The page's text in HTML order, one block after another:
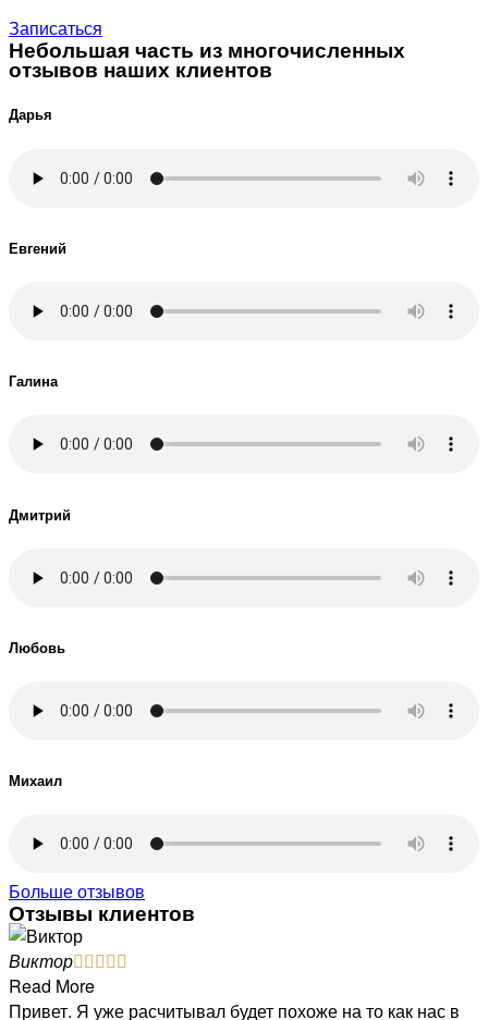
Записаться
Небольшая часть из многочисленных
отзывов наших клиентов
Дарья
Евгений
Галина
Дмитрий
Любовь
Михаил
Больше отзывов
Отзывы клиентов
Виктор    
Read More
Привет. Я уже расчитывал будет похоже на то как нас в